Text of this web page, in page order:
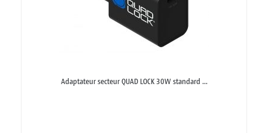
Adaptateur secteur QUAD LOCK 30W standard ...